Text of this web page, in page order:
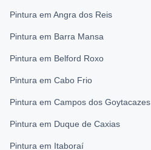
Pintura em Angra dos Reis
Pintura em Barra Mansa
Pintura em Belford Roxo
Pintura em Cabo Frio
Pintura em Campos dos Goytacazes
Pintura em Duque de Caxias
Pintura em Itaboraí